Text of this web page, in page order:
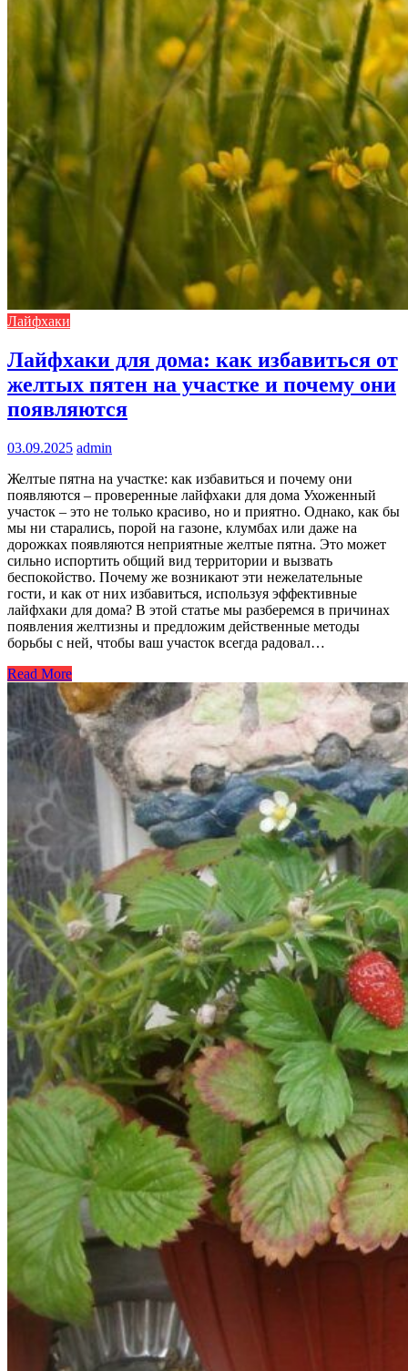
Лайфхаки
Лайфхаки для дома: как избавиться от
желтых пятен на участке и почему они
появляются
03.09.2025 admin
Желтые пятна на участке: как избавиться и почему они
появляются – проверенные лайфхаки для дома Ухоженный
участок – это не только красиво, но и приятно. Однако, как бы
мы ни старались, порой на газоне, клумбах или даже на
дорожках появляются неприятные желтые пятна. Это может
сильно испортить общий вид территории и вызвать
беспокойство. Почему же возникают эти нежелательные
гости, и как от них избавиться, используя эффективные
лайфхаки для дома? В этой статье мы разберемся в причинах
появления желтизны и предложим действенные методы
борьбы с ней, чтобы ваш участок всегда радовал…
Read More